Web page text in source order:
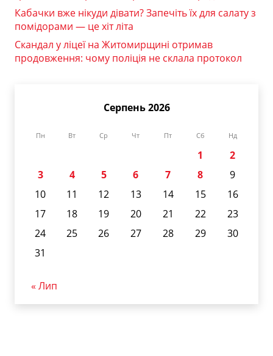
Кабачки вже нікуди дівати? Запечіть їх для салату з
помідорами — це хіт літа
Скандал у ліцеї на Житомирщині отримав
продовження: чому поліція не склала протокол
Серпень 2026
Пн Вт Ср Чт Пт Сб Нд
1
2
3
4 5 6 7 8
9
10
11 12 13 14 15
16
17
18 19 20 21 22
23
24
25 26 27 28 29
30
31
« Лип